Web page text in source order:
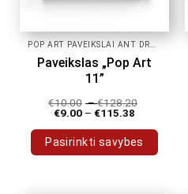
Paveikslas „Pop Art
11”
€10.00 –€128.20
€9.00 – €115.38
Pasirinkti savybes